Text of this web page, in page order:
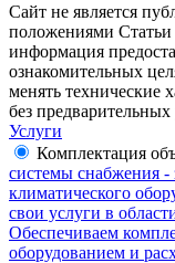
Сайт не является
положениями Статьи
информация
ознакомительных
менять технические
без
Услуги
Комплектация
системы снабжения -
климатического
свои услуги в
Обеспечиваем
оборудованием и